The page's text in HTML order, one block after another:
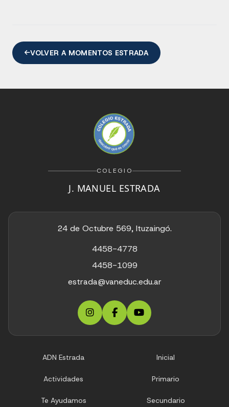
VOLVER A MOMENTOS ESTRADA
COLEGIO
J. MANUEL ESTRADA
24 de Octubre 569, Ituzaingó.
4458-4778
4458-1099
estrada@vaneduc.edu.ar
ADN Estrada Inicial
Actividades Primario
Te Ayudamos Secundario